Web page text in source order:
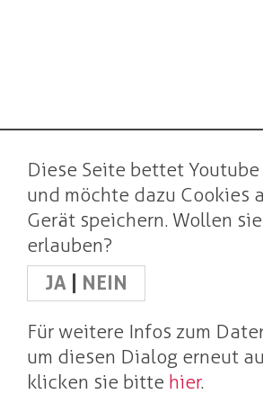
Diese Seite bettet
und möchte dazu Cookies
Gerät speichern. Wollen
erlauben?
JA
NEIN
Für weitere Infos zum
um diesen Dialog erneut
klicken sie bitte hier.